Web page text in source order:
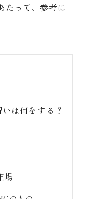
たって、参考に
は何をする？
場